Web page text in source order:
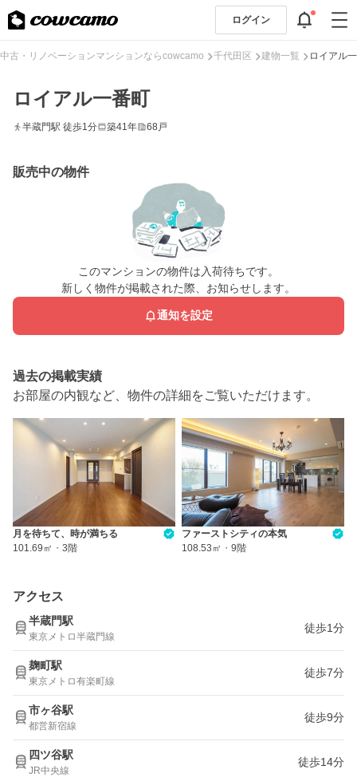
ログイン
中古・リノベーションマンションならcowcamo 千代田区 建物一覧 ロイアル
ロイアル一番町
半蔵門駅 徒歩1分 築41年 68戸
販売中の物件
このマンションの物件は入荷待ちです。
新しく物件が掲載された際、お知らせします。
通知を設定
過去の掲載実績
お部屋の内観など、物件の詳細をご覧いただけます。
月を待ちて、時が満ちる
101.69㎡ ・ 3階
ファーストシティの本気
108.53㎡ ・ 9階
アクセス
半蔵門駅
東京メトロ半蔵門線
徒歩1分
麹町駅
東京メトロ有楽町線
徒歩7分
市ヶ谷駅
都営新宿線
徒歩9分
四ツ谷駅
JR中央線
徒歩14分